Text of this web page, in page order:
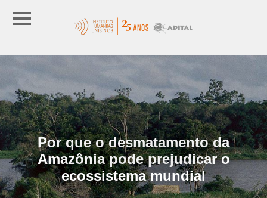
Por que o desmatamento da
Amazônia pode prejudicar o
ecossistema mundial